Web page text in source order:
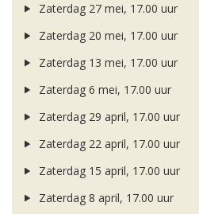
Zaterdag 27 mei, 17.00 uur
Zaterdag 20 mei, 17.00 uur
Zaterdag 13 mei, 17.00 uur
Zaterdag 6 mei, 17.00 uur
Zaterdag 29 april, 17.00 uur
Zaterdag 22 april, 17.00 uur
Zaterdag 15 april, 17.00 uur
Zaterdag 8 april, 17.00 uur